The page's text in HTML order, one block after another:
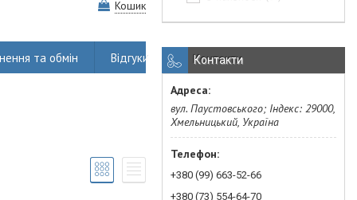
Кошик
та обмін Відгуки Контакти
вул. Паустовського; Індекс: 29000,
Хмельницький, Україна
+380 (99) 663-52-66
+380 (73) 554-64-70